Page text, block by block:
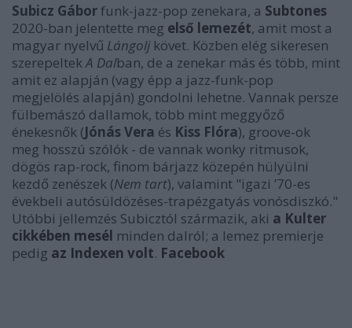
Subicz Gáborfunk-jazz-pop zenekara, a Subtones
2020-ban jelentette meg első lemezét, amit most a
magyar nyelvű Lángolj követ. Közben elég sikeresen
szerepeltekA Dalban, de a zenekar más és több, mint
amit ez alapján (vagy épp a jazz-funk-pop
megjelölés alapján) gondolni lehetne. Vannak persze
fülbemászó dallamok, több mint meggyőző
énekesnők (Jónás Vera és Kiss Flóra), groove-ok
meg hosszú szólók - de vannak wonky ritmusok,
dögös rap-rock, finom bárjazz közepén hülyülni
kezdő zenészek (Nem tart), valamint "igazi ’70-es
évekbeli autósüldözéses-trapézgatyás vonósdiszkó."
Utóbbi jellemzés Subicztól származik, aki a Kulter
cikkében mesél minden dalról; a lemez premierje
pedig az Indexen volt. Facebook